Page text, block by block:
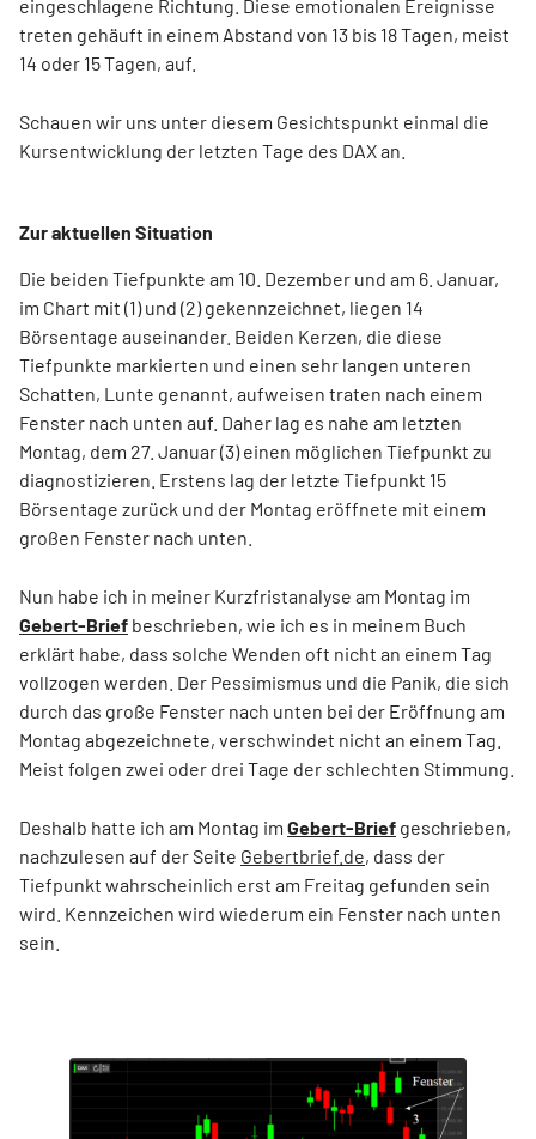
eingeschlagene Richtung. Diese emotionalen Ereignisse
treten gehäuft in einem Abstand von 13 bis 18 Tagen, meist
14 oder 15 Tagen, auf.
Schauen wir uns unter diesem Gesichtspunkt einmal die
Kursentwicklung der letzten Tage des DAX an.
Zur aktuellen Situation
Die beiden Tiefpunkte am 10. Dezember und am 6. Januar,
im Chart mit (1) und (2) gekennzeichnet, liegen 14
Börsentage auseinander. Beiden Kerzen, die diese
Tiefpunkte markierten und einen sehr langen unteren
Schatten, Lunte genannt, aufweisen traten nach einem
Fenster nach unten auf. Daher lag es nahe am letzten
Montag, dem 27. Januar (3) einen möglichen Tiefpunkt zu
diagnostizieren. Erstens lag der letzte Tiefpunkt 15
Börsentage zurück und der Montag eröffnete mit einem
großen Fenster nach unten.
Nun habe ich in meiner Kurzfristanalyse am Montag im
Gebert-Brief beschrieben, wie ich es in meinem Buch
erklärt habe, dass solche Wenden oft nicht an einem Tag
vollzogen werden. Der Pessimismus und die Panik, die sich
durch das große Fenster nach unten bei der Eröffnung am
Montag abgezeichnete, verschwindet nicht an einem Tag.
Meist folgen zwei oder drei Tage der schlechten Stimmung.
Deshalb hatte ich am Montag im Gebert-Brief geschrieben,
nachzulesen auf der Seite Gebertbrief.de, dass der
Tiefpunkt wahrscheinlich erst am Freitag gefunden sein
wird. Kennzeichen wird wiederum ein Fenster nach unten
sein.